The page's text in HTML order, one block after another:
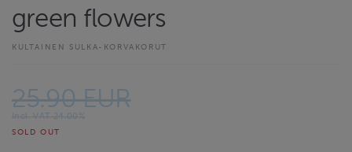
green flowers
KULTAINEN SULKA-KORVAKORUT
25.90 EUR
Incl. VAT 24.00%
SOLD OUT